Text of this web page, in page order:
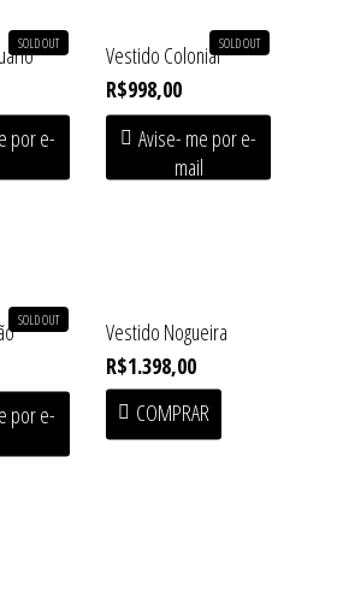
por e-
SOLD OUT
Vestido Colonial
R$998,00
Avise- me por e-
mail
SOLD OUT
por e-
SOLD OUT
Vestido Nogueira
R$1.398,00
COMPRAR
SOFT HEAT • First Drop
Acessórios
Institucional
Coleções